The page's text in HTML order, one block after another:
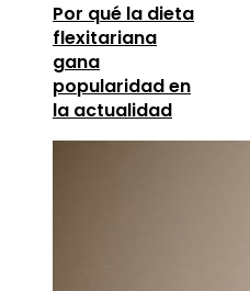
Por qué la dieta
flexitariana
gana
popularidad en
la actualidad